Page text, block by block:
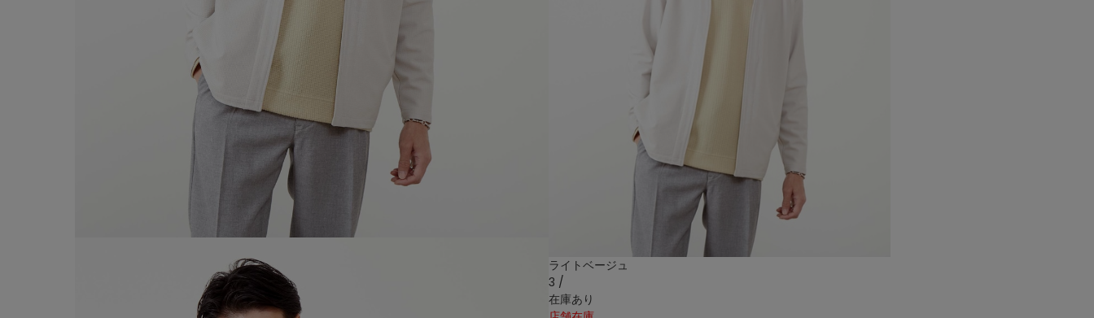
ライトベージュ
3 /
在庫あり